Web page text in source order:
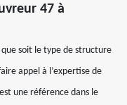
47 à
soit le type de structure
appel à l’expertise de
une référence dans le